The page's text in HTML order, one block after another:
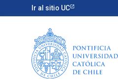
Ir al sitio UC